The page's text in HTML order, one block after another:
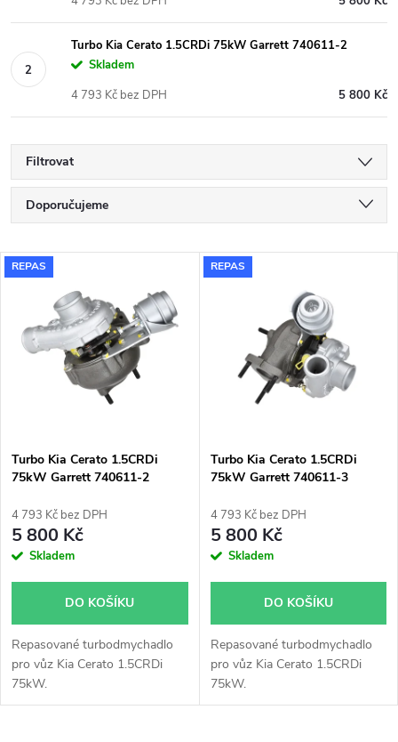
Turbo Kia Cerato 1.5CRDi 75kW Garrett 740611-2
Skladem
5 800 Kč
4 793 Kč bez DPH
Filtrovat
Ř
a
e
p
r
o
u
k
Doporučujeme
Nejdražší
Nejprodávanější
Abecedně
V
ý
p
s
p
r
o
d
u
k
REPAS
Turbo Kia Cerato 1.5CRDi
75kW Garrett 740611-2
4 793 Kč bez DPH
5 800 Kč
Skladem
DO KOŠÍKU
Repasované turbodmychadlo
pro vůz Kia Cerato 1.5CRDi
75kW.
REPAS
Turbo Kia Cerato 1.5CRDi
75kW Garrett 740611-3
4 793 Kč bez DPH
5 800 Kč
Skladem
DO KOŠÍKU
Repasované turbodmychadlo
pro vůz Kia Cerato 1.5CRDi
75kW.